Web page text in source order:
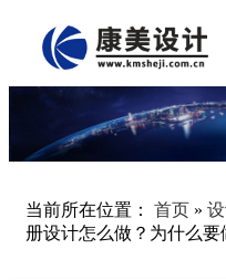
当前所在位置： 首页 »
册设计怎么做？为什么要